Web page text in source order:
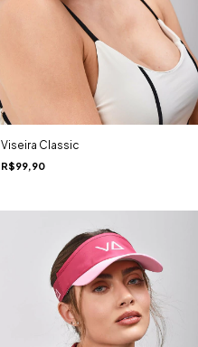
Viseira Classic
R$99,90